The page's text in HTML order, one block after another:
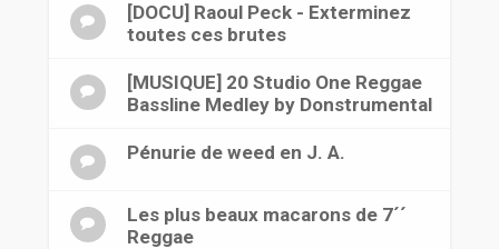
[DOCU] Raoul Peck - Exterminez
toutes ces brutes
[MUSIQUE] 20 Studio One Reggae
Bassline Medley by Donstrumental
Pénurie de weed en J. A.
Les plus beaux macarons de 7´´
Reggae